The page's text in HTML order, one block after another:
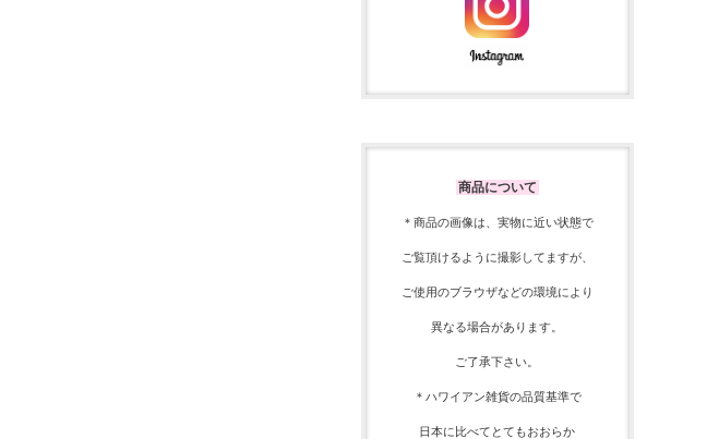
商品について
＊商品の画像は、実物に近い状態で
ご覧頂けるように撮影してますが、
ご使用のブラウザなどの環境により
異なる場合があります。
ご了承下さい。
＊ハワイアン雑貨の品質基準で
日本に比べてとてもおおらか